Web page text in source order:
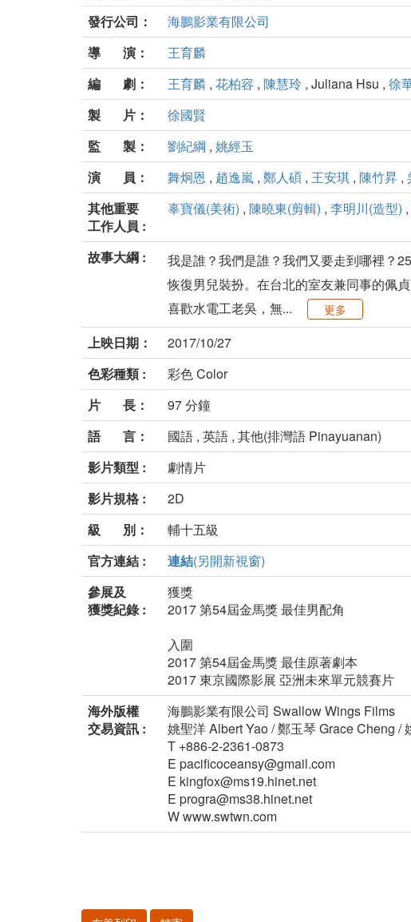
發行公司：
海鵬影業有限公司
導 演：
王育麟
編 劇：
王育麟 , 花柏容 , 陳慧玲 , Juliana Hsu , 徐
製 片：
徐國賢
監 製：
劉紀綱 , 姚經玉
演 員：
舞炯恩 , 趙逸嵐 , 鄭人碩 , 王安琪 , 陳竹昇 ,
其他重要
工作人員 :
辜寶儀(美術) , 陳曉東(剪輯) , 李明川(造型) ,
故事大綱 :
我是誰？我們是誰？我們又要走到哪裡？
恢復男兒裝扮。在台北的室友兼同事的佩
喜歡水電工老吳，無...
更多
上映日期：
2017/10/27
色彩種類 :
彩色 Color
片 長：
97 分鐘
語 言：
國語 , 英語 , 其他(排灣語 Pinayuanan)
影片類型 :
劇情片
影片規格 :
2D
級 別：
輔十五級
官方連結 :
連結(另開新視窗)
參展及
獲獎紀錄 :
獲獎
2017 第54屆金馬獎 最佳男配角
入圍
2017 第54屆金馬獎 最佳原著劇本
2017 東京國際影展 亞洲未來單元競賽片
海外版權
交易資訊 :
海鵬影業有限公司 Swallow Wings Films
姚聖洋 Albert Yao / 鄭玉琴 Grace Cheng /
T +886-2-2361-0873
E pacificoceansy@gmail.com
E kingfox@ms19.hinet.net
E progra@ms38.hinet.net
W www.swtwn.com